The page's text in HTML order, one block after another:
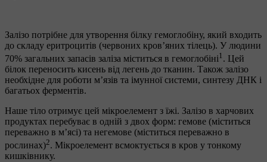
Залізо потрібне для утворення білку гемоглобіну, який входить
до складу еритроцитів (червоних кров’яних тілець). У людини
70% загальних запасів заліза міститься в гемоглобіні1 . Цей
білок переносить кисень від легень до тканин. Також залізо
необхідне для роботи м’язів та імунної системи, синтезу ДНК і
багатьох ферментів.
Наше тіло отримує цей мікроелемент з їжі. Залізо в харчових
продуктах перебуває в одній з двох форм: гемове (міститься
переважно в м’ясі) та негемове (міститься переважно в
рослинах)2. Мікроелемент всмоктується в кров у тонкому
кишківнику.